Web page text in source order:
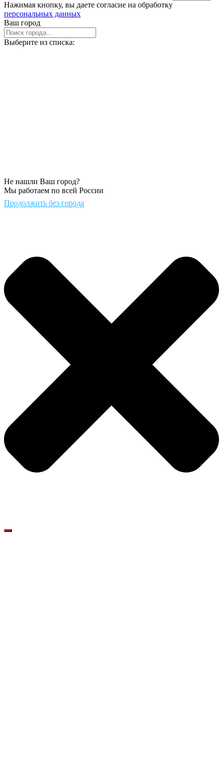
Нажимая кнопку, вы даете согласие на обработку
персональных данных
Ваш город
Выберите из списка:
Не нашли Ваш город?
Мы работаем по всей России
Продолжить без города